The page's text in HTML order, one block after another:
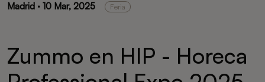
Madrid · 10 Mar, 2025 Feria
Zummo en HIP - Horeca